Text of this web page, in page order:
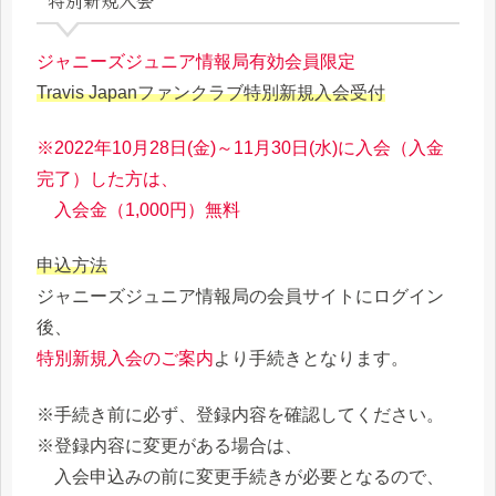
ジャニーズジュニア情報局有効会員限定
Travis Japanファンクラブ特別新規入会受付
※2022年10月28日(金)～11月30日(水)に入会（入金
完了）した方は、
入会金（1,000円）無料
申込方法
ジャニーズジュニア情報局の会員サイトにログイン
後、
特別新規入会のご案内より手続きとなります。
※手続き前に必ず、登録内容を確認してください。
※登録内容に変更がある場合は、
入会申込みの前に変更手続きが必要となるので、